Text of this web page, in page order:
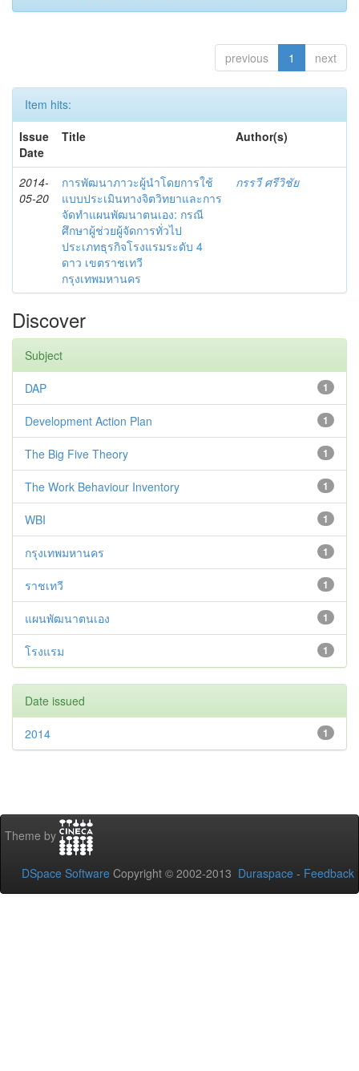
previous 1 next
Item hits:
Issue
Date
Title Author(s)
2014-
05-20
การพัฒนาภาวะผู้นำโดยการใช้
แบบประเมินทางจิตวิทยาและการ
จัดทำแผนพัฒนาตนเอง: กรณี
ศึกษาผู้ช่วยผู้จัดการทั่วไป
ประเภทธุรกิจโรงแรมระดับ 4
ดาว เขตราชเทวี
กรุงเทพมหานคร
กรรวี ศรีวิชัย
Discover
Subject
1
DAP
1
Development Action Plan
1
The Big Five Theory
1
The Work Behaviour Inventory
1
WBI
1
กรุงเทพมหานคร
1
ราชเทวี
1
แผนพัฒนาตนเอง
1
โรงแรม
Date issued
1
2014
Theme by
DSpace Software Copyright © 2002-2013 Duraspace - Feedback